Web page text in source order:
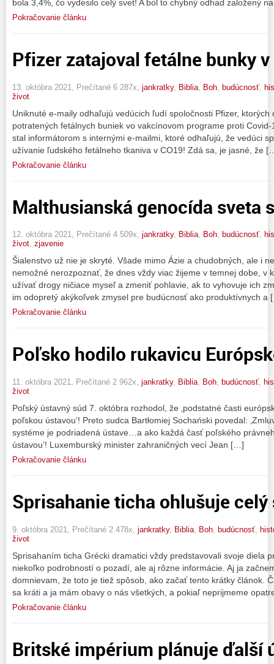
bola 3,4%, čo vydesilo celý svet! A bol to chybný odhad založený
Pokračovanie článku
Pfizer zatajoval fetálne bunky v
13. októbra 2021, Prečítané 6 287x, jankratky, Biblia Boh budúcnosť
život
Uniknuté e-maily odhaľujú vedúcich ľudí spoločnosti Pfizer,
potratených fetálnych buniek vo vakcínovom programe proti
stal informátorom s internými e-mailmi, ktoré odhaľujú, že vedúci
užívanie ľudského fetálneho tkaniva v CO19! Zdá sa, je jasné, že
Pokračovanie článku
Malthusianská genocída sveta
12. októbra 2021, Prečítané 4 509x, jankratky, Biblia, Boh, budúcnosť,
život, zjavenie
Šialenstvo už nie je skryté. Všade mimo Ázie a chudobných, ale i
nemožné nerozpoznať, že dnes vždy viac žijeme v temnej dobe, v
užívať drogy ničiace myseľ a zmeniť pohlavie, ak to vyhovuje ich
im odopretý akýkoľvek zmysel pre budúcnosť ako produktívnych a
Pokračovanie článku
Poľsko hodilo rukavicu
11. októbra 2021, Prečítané 2 962x, jankratky, Biblia Boh budúcnosť
život
Poľský ústavný súd 7. októbra rozhodol, že ‚podstatné časti
poľskou ústavou’! Preto sudca Bartłomiej Sochański povedal:
systéme je podriadená ústave…a ako každá časť poľského
ústavou’! Luxemburský minister zahraničných vecí Jean […]
Pokračovanie článku
Sprisahanie ticha ohlušuje celý
9. októbra 2021, Prečítané 2 478x, jankratky, Biblia Boh budúcnosť
život
Sprisahaním ticha Grécki dramatici vždy predstavovali svoje diela
niekoľko podrobností o pozadí, ale aj rôzne informácie. Aj ja
domnievam, že toto je tiež spôsob, ako začať tento krátky článok.
sa kráti a ja mám obavy o nás všetkých, a pokiaľ neprijmeme
Pokračovanie článku
Britské impérium plánuje ďalší